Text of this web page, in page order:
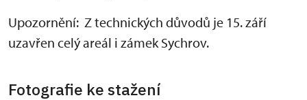
Upozornění: Z technických důvodů je 15. září
uzavřen celý areál i zámek Sychrov.
Fotografie ke stažení